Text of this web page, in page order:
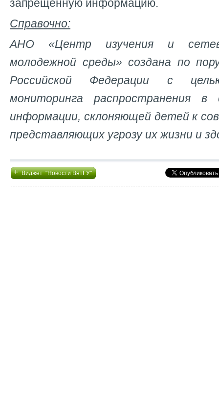
запрещенную информацию.
Справочно:
АНО «Центр изучения и
молодежной среды» создана по
Российской Федерации с
мониторинга распространения
информации, склоняющей детей к
представляющих угрозу их жизни и
+Виджет "Новости ВятГУ"